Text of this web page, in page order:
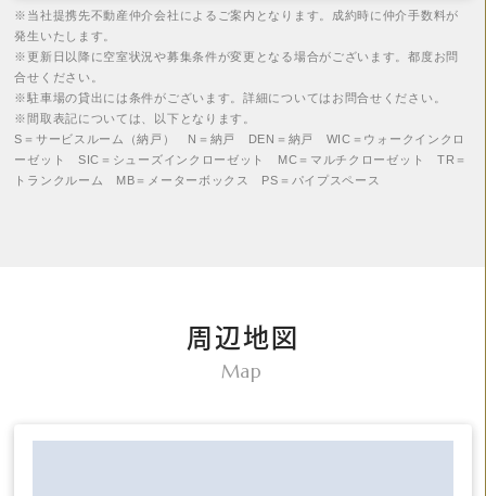
※当社提携先不動産仲介会社によるご案内となります。成約時に仲介手数料が
発生いたします。
※更新日以降に空室状況や募集条件が変更となる場合がございます。都度お問
合せください。
※駐車場の貸出には条件がございます。詳細についてはお問合せください。
※間取表記については、以下となります。
S＝サービスルーム（納戸） N＝納戸 DEN＝納戸 WIC＝ウォークインクロ
ーゼット SIC＝シューズインクローゼット MC＝マルチクローゼット TR＝
トランクルーム MB＝メーターボックス PS＝パイプスペース
周辺地図
Map